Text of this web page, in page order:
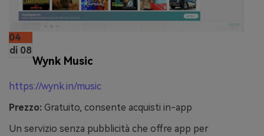
04
di 08
Wynk Music
https://wynk.in/music
Prezzo: Gratuito, consente acquisti in-app
Un servizio senza pubblicità che offre app per